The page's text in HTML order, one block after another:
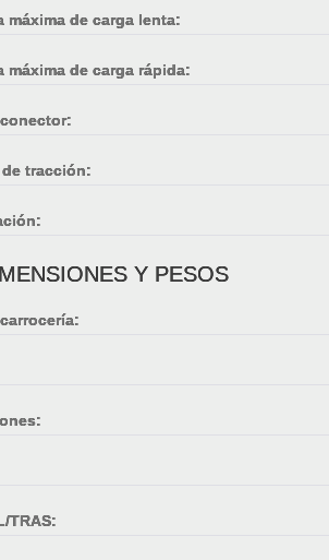
máxima de carga lenta:
máxima de carga rápida:
tracción:
Y PESOS
TRAS: